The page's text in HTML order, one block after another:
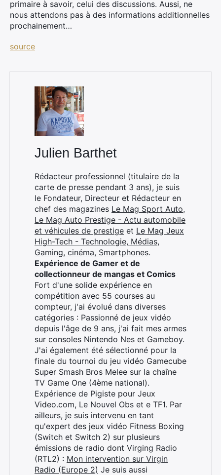
primaire à savoir, celui des discussions. Aussi, ne
nous attendons pas à des informations additionnelles
prochainement…
source
Julien Barthet
Rédacteur professionnel (titulaire de la
carte de presse pendant 3 ans), je suis
le Fondateur, Directeur et Rédacteur en
chef des magazines Le Mag Sport Auto,
Le Mag Auto Prestige - Actu automobile
et véhicules de prestige et Le Mag Jeux
High-Tech - Technologie, Médias,
Gaming, cinéma, Smartphones.
Expérience de Gamer et de
collectionneur de mangas et Comics
Fort d'une solide expérience en
compétition avec 55 courses au
compteur, j'ai évolué dans diverses
catégories : Passionné de jeux vidéo
depuis l'âge de 9 ans, j'ai fait mes armes
sur consoles Nintendo Nes et Gameboy.
J'ai également été sélectionné pour la
finale du tournoi du jeu vidéo Gamecube
Super Smash Bros Melee sur la chaîne
TV Game One (4ème national).
Expérience de Pigiste pour Jeux
Video.com, Le Nouvel Obs et e TF1. Par
ailleurs, je suis intervenu en tant
qu'expert des jeux vidéo Fitness Boxing
(Switch et Switch 2) sur plusieurs
émissions de radio dont Virging Radio
(RTL2) : Mon intervention sur Virgin
Radio (Europe 2) Je suis aussi
Rechercher